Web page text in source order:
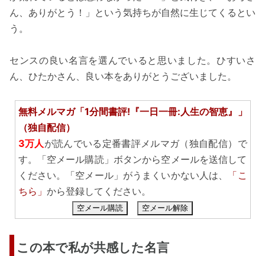
ん、ありがとう！」という気持ちが自然に生じてくるとい
う。
センスの良い名言を選んでいると思いました。ひすいさ
ん、ひたかさん、良い本をありがとうございました。
無料メルマガ「1分間書評!『一日一冊:人生の智恵』」
（独自配信）
3万人 が読んでいる定番書評メルマガ（独自配信）で
す。「空メール購読」ボタンから空メールを送信して
ください。「空メール」がうまくいかない人は、
「こ
ちら」 から登録してください。
空メール購読 空メール解除
この本で私が共感した名言